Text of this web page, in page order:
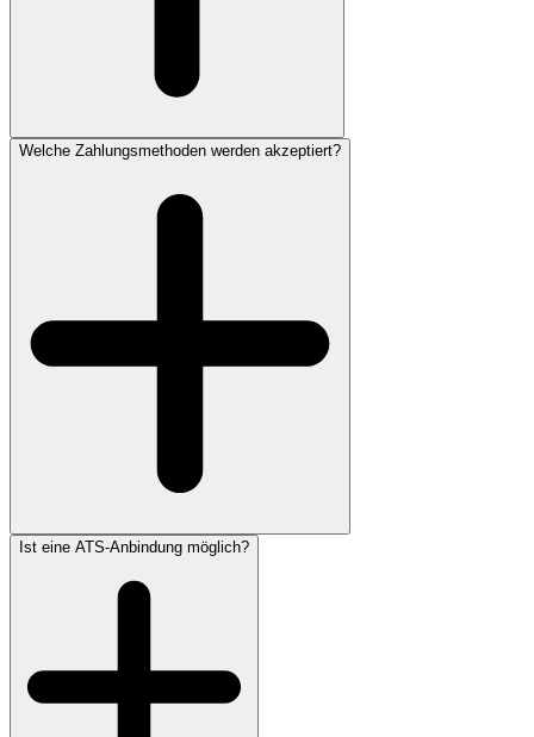
Welche Zahlungsmethoden werden akzeptiert?
Ist eine ATS-Anbindung möglich?